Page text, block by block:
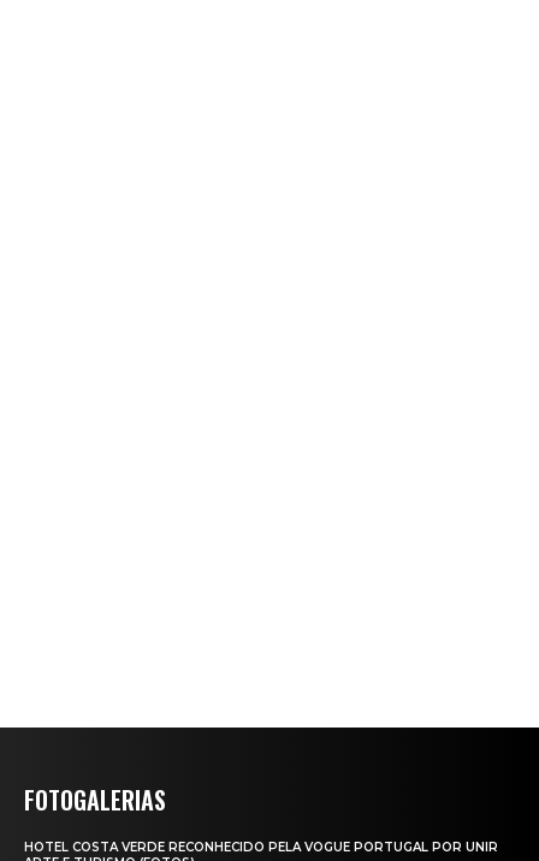
FOTOGALERIAS
HOTEL COSTA VERDE RECONHECIDO PELA VOGUE PORTUGAL POR UNIR